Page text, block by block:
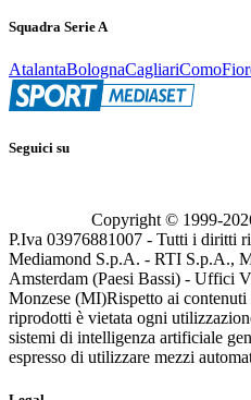
Squadra Serie A
AtalantaBolognaCagliariComo
Seguici su
Copyright © 1999-
P.Iva 03976881007 - Tutti i diritti
Mediamond S.p.A. - RTI S.p.A.,
Amsterdam (Paesi Bassi) - Uffici
Monzese (MI)Rispetto ai contenuti
riprodotti è vietata ogni
sistemi di intelligenza artificiale
espresso di utilizzare mezzi